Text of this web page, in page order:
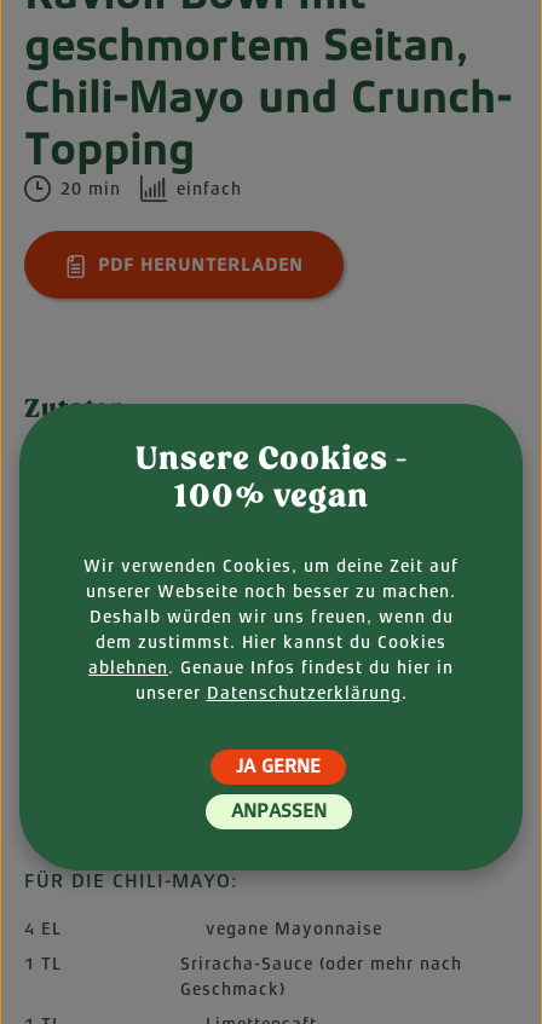
geschmortem Seitan,
Chili-Mayo und Crunch-
Topping
20 min einfach
PDF HERUNTERLADEN
Zutaten
Personen
Vantastic Italian Ravioli Geschmorter
Seitan
Zucchini, in feine Streifen gehobelt
Karotte, in Julienne geschnitten
Avocado, in Scheiben geschnitten
Granatapfelkerne
Limette, in Spalten geschnitten
FÜR DIE CHILI-MAYO:
4 EL
vegane Mayonnaise
1 TL
Sriracha-Sauce (oder mehr nach
Geschmack)
Unsere Cookies -
100% vegan
Wir verwenden Cookies, um deine Zeit auf
unserer Webseite noch besser zu machen.
Deshalb würden wir uns freuen, wenn du
dem zustimmst. Hier kannst du Cookies
ablehnen. Genaue Infos findest du hier in
unserer Datenschutzerklärung.
ANPASSEN
JA GERNE